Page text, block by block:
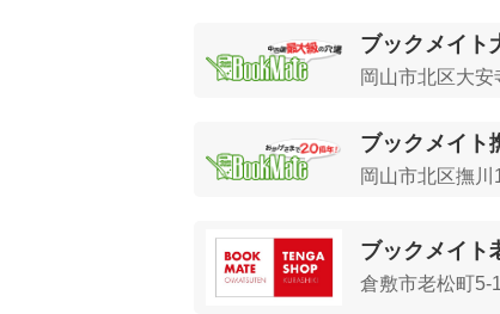
ブックメイト
岡山市北区大
ブックメイト
岡山市北区撫川
ブックメイト
倉敷市老松町5-